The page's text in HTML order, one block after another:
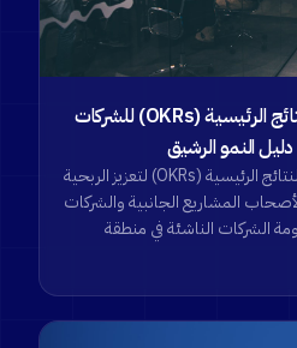
كيفية إعداد الأهداف والنتائج الرئيسية (OKRs) للشركات
النمو الرشيق
تعلم كيفية إعداد الأهداف والنتائج الرئيسية (OKRs) لتعزيز الربحية
المشاريع الجانبية والشركات
الشركات الناشئة في منطقة